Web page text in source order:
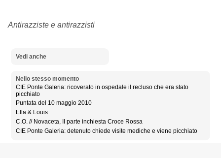
Antirazziste e antirazzisti
Vedi anche
Nello stesso momento
CIE Ponte Galeria: ricoverato in ospedale il recluso che era stato
picchiato
Puntata del 10 maggio 2010
Ella & Louis
C.O. // Novaceta, II parte inchiesta Croce Rossa
CIE Ponte Galeria: detenuto chiede visite mediche e viene picchiato